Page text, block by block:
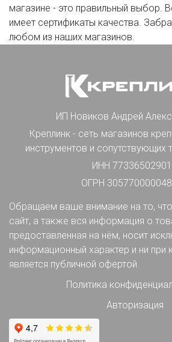
магазине - это правильный выбор.
имеет сертификаты качества.
любом из наших магазинов.
ИП Новиков Андрей
Креплинк - сеть магазинов
инструментов и сопутствующих
ИНН
ОГРН
Обращаем ваше внимание на то, что
сайт, а также вся информация о
предоставленная на нём, носит
информационный характер и ни при
является публичной офертой.
Политика
Авторизация